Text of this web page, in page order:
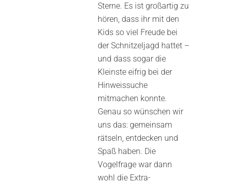
Sterne. Es ist großartig zu
hören, dass ihr mit den
Kids so viel Freude bei
der Schnitzeljagd hattet –
und dass sogar die
Kleinste eifrig bei der
Hinweissuche
mitmachen konnte.
Genau so wünschen wir
uns das: gemeinsam
rätseln, entdecken und
Spaß haben. Die
Vogelfrage war dann
wohl die Extra-